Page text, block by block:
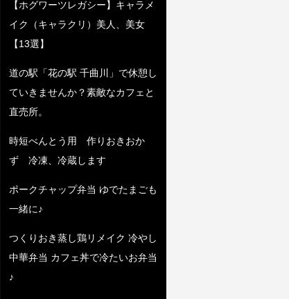
【ホグワーツレガシー】キャラメ
イク（キャラクリ）美人、美女
【13選】
道の駅「花の駅 千曲川」で休憩し
ていきませんか？素敵なカフェと
直売所。
時短べんとう用 作りおきおか
ず 冷凍、冷蔵します
ポークチャップ弁当 ゆでたまごも
一緒に♪
つくりおき蒸し鶏リメイク 冷やし
中華弁当 カフェ丼で冷たいお弁当
♪